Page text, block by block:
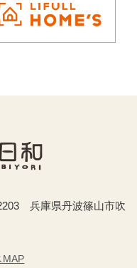
兵庫県丹波篠山市吹
MAP